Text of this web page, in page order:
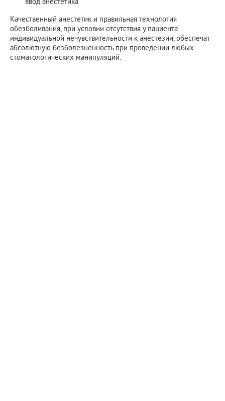
Качественный анестетик и правильная технология
обезболивания, при условии отсутствия у пациента
индивидуальной нечувствительности к анестезии, обеспечат
абсолютную безболезненность при проведении любых
стоматологических манипуляций.